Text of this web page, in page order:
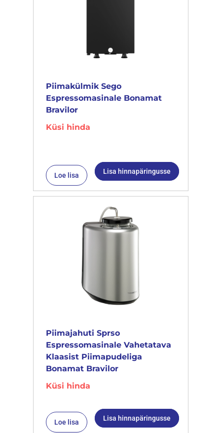
Piimakülmik Sego
Espressomasinale Bonamat
Bravilor
Küsi hinda
Loe lisa Lisa hinnapäringusse
Piimajahuti Sprso
Espressomasinale Vahetatava
Klaasist Piimapudeliga
Bonamat Bravilor
Küsi hinda
Loe lisa Lisa hinnapäringusse